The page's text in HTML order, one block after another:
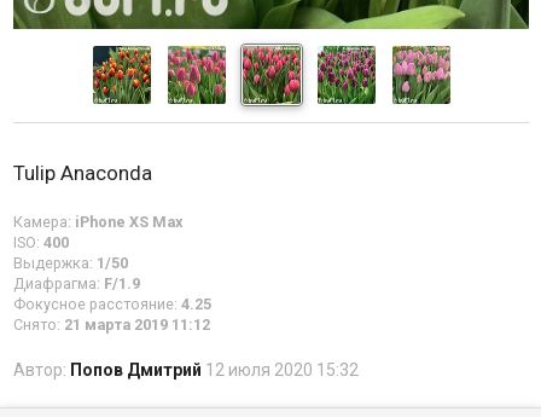
Tulip Anaconda
Камера: iPhone XS Max
ISO: 400
Выдержка: 1/50
Диафрагма: F/1.9
Фокусное расстояние: 4.25
Снято: 21 марта 2019 11:12
Автор: Попов Дмитрий 12 июля 2020 15:32